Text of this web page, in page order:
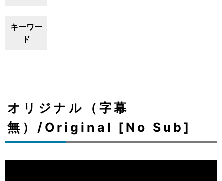
キーワー
ド
オリジナル（字幕
無）/Original [No Sub]